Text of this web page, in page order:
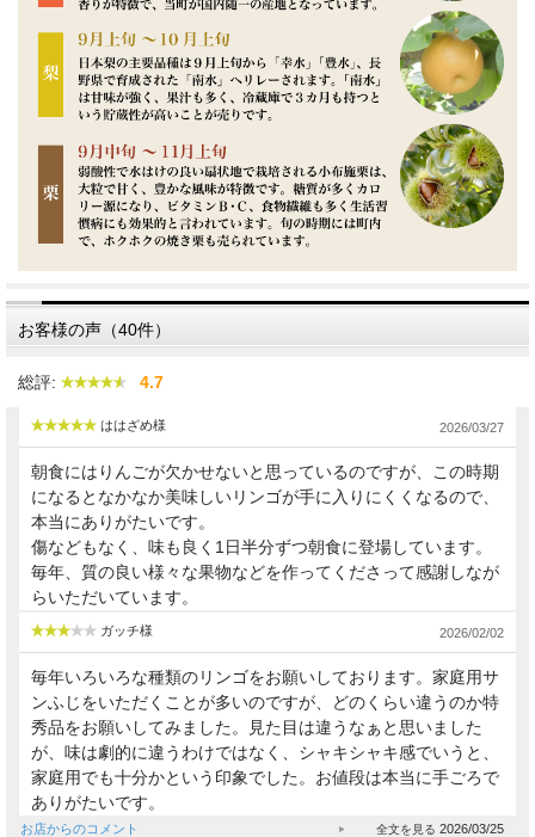
発送期間目安 11月下旬～6月頃
「特秀品」とは…
ご贈答向きの等級。
色、形が特に良く、贈り物におすすめです。
「秀品」とは…
「風のいたずら（家庭用）」とは…
ご家庭でお楽しみいただくのにどうぞ。
雨風に力強く耐えた跡がありますが、
品質、味覚に違いはありません。
ご家庭用としておすすめです。
※なくなり次第終了となります。予めご了承ください。
お客様の声（40件）
総評: 4.7
ははざめ様 2026/03/27
朝食にはりんごが欠かせないと思っているのですが、この時期
になるとなかなか美味しいリンゴが手に入りにくくなるので、
本当にありがたいです。
傷などもなく、味も良く1日半分ずつ朝食に登場しています。
毎年、質の良い様々な果物などを作ってくださって感謝しなが
らいただいています。
ガッチ様 2026/02/02
毎年いろいろな種類のリンゴをお願いしております。家庭用サ
ンふじをいただくことが多いのですが、どのくらい違うのか特
秀品をお願いしてみました。見た目は違うなぁと思いました
が、味は劇的に違うわけではなく、シャキシャキ感でいうと、
家庭用でも十分かという印象でした。お値段は本当に手ごろで
ありがたいです。
お店からのコメント 2026/03/25